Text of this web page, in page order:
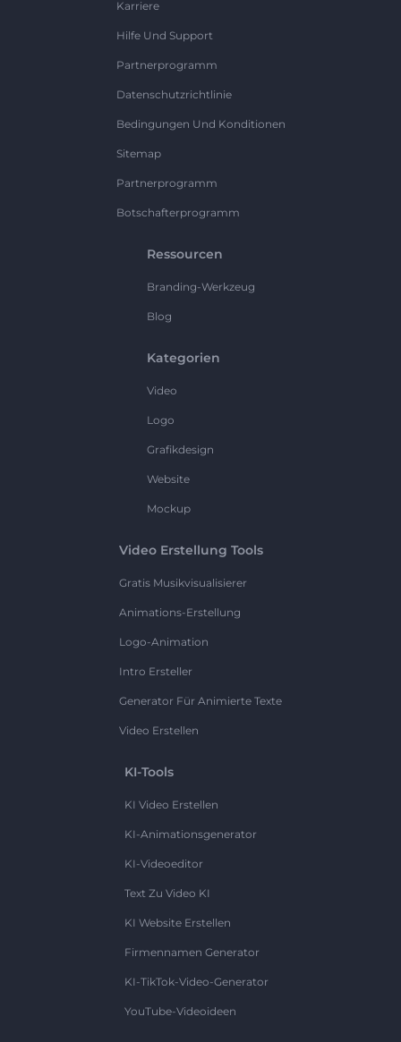
Karriere
Hilfe Und Support
Partnerprogramm
Datenschutzrichtlinie
Bedingungen Und Konditionen
Sitemap
Partnerprogramm
Botschafterprogramm
Ressourcen
Branding-Werkzeug
Blog
Kategorien
Video
Logo
Grafikdesign
Website
Mockup
Video Erstellung Tools
Gratis Musikvisualisierer
Animations-Erstellung
Logo-Animation
Intro Ersteller
Generator Für Animierte Texte
Video Erstellen
KI-Tools
KI Video Erstellen
KI-Animationsgenerator
KI-Videoeditor
Text Zu Video KI
KI Website Erstellen
Firmennamen Generator
KI-TikTok-Video-Generator
YouTube-Videoideen